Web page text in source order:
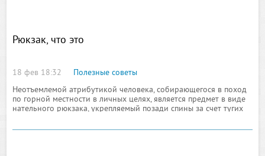
Рюкзак, что это
18 фев 18:32
Полезные советы
Неотъемлемой атрибутикой человека, собирающегося в поход
по горной местности в личных целях, является предмет в виде
нательного рюкзака, укрепляемый позади спины за счет тугих